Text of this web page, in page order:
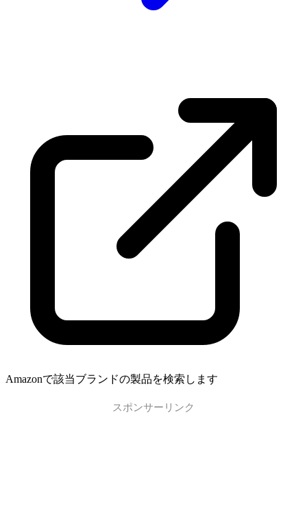
Amazonで該当ブランドの製品を検索します
スポンサーリンク